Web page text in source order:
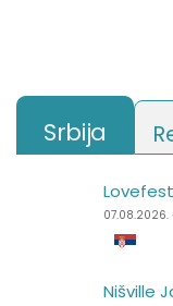
Srbija
Lovefest
07.08.2026.
Nišville
Lake Fest
07.08.2026.